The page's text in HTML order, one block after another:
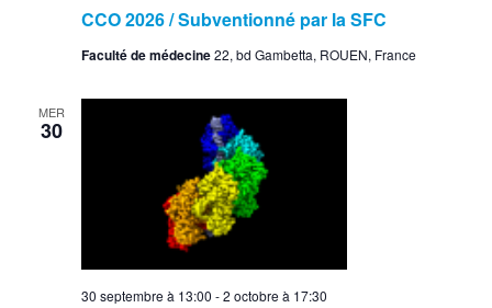
CCO 2026 / Subventionné par la SFC
Faculté de médecine22, bd Gambetta, ROUEN, France
MER
30
30 septembre à 13:00 -2 octobre à 17:30